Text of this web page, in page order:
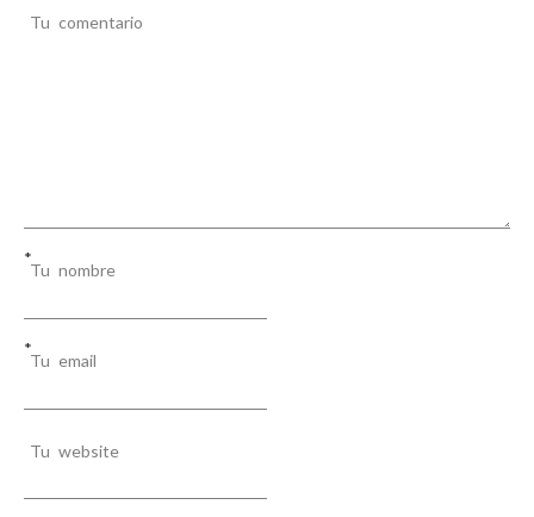
a
Tu comentario
Tu nombre
*
Tu email
*
Tu website